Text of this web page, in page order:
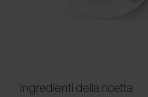
Ingredienti della ricetta